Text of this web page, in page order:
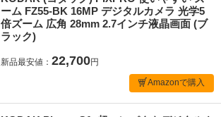
ーム FZ55-BK 16MP デジタルカメラ 光学5
倍ズーム 広角 28mm 2.7インチ液晶画面 (ブ
ラック)
新品最安値： 22,700円
Amazonで購入